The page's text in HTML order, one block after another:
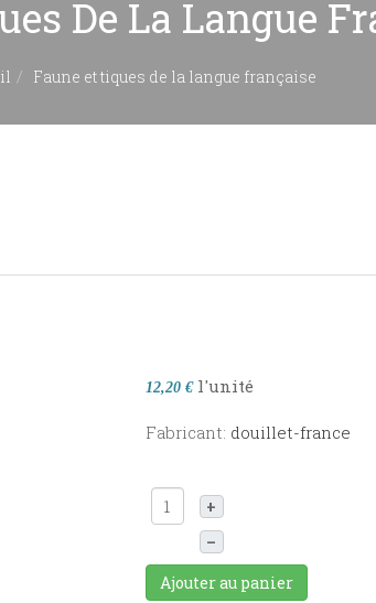
De La Langue
Faune et tiques de la langue française
12,20 € l'unité
Fabricant: douillet-france
+
–
Ajouter au panier